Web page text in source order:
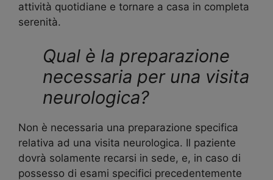
attività quotidiane e tornare a casa in completa
serenità.
Qual è la preparazione
necessaria per una visita
neurologica?
Non è necessaria una preparazione specifica
relativa ad una visita neurologica. Il paziente
dovrà solamente recarsi in sede, e, in caso di
possesso di esami specifici precedentemente